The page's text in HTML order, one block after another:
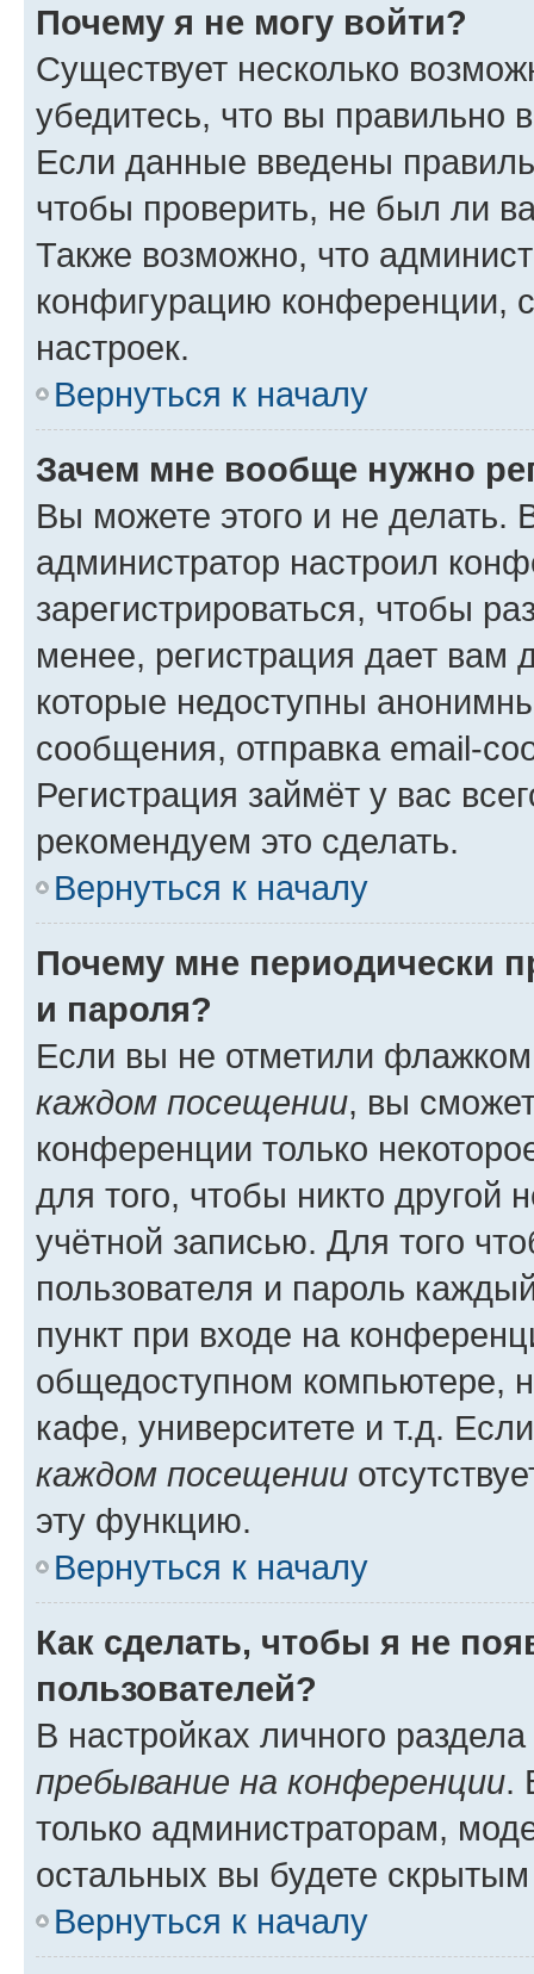
Почему я не могу войти?
Существует несколько
убедитесь, что вы правильно
Если данные введены
чтобы проверить, не был ли
Также возможно, что
конфигурацию конференции,
настроек.
Вернуться к началу
Зачем мне вообще нужно
Вы можете этого и не делать.
администратор настроил
зарегистрироваться, чтобы
менее, регистрация дает вам
которые недоступны
сообщения, отправка email-
Регистрация займёт у вас
рекомендуем это сделать.
Вернуться к началу
Почему мне периодически
и пароля?
Если вы не отметили
каждом посещении, вы
конференции только
для того, чтобы никто другой
учётной записью. Для того
пользователя и пароль
пункт при входе на
общедоступном компьютере,
кафе, университете и т.д.
каждом посещении
эту функцию.
Вернуться к началу
Как сделать, чтобы я не
пользователей?
В настройках личного
пребывание на конференции.
только администраторам,
остальных вы будете
Вернуться к началу